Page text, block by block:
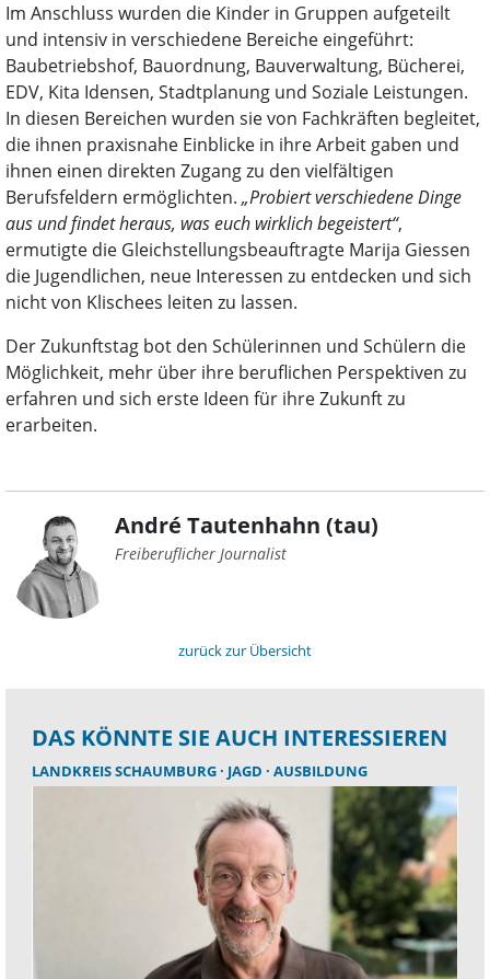
Im Anschluss wurden die Kinder in Gruppen aufgeteilt
und intensiv in verschiedene Bereiche eingeführt:
Baubetriebshof, Bauordnung, Bauverwaltung, Bücherei,
EDV, Kita Idensen, Stadtplanung und Soziale Leistungen.
In diesen Bereichen wurden sie von Fachkräften begleitet,
die ihnen praxisnahe Einblicke in ihre Arbeit gaben und
ihnen einen direkten Zugang zu den vielfältigen
Berufsfeldern ermöglichten. „Probiert verschiedene Dinge
aus und findet heraus, was euch wirklich begeistert“,
ermutigte die Gleichstellungsbeauftragte Marija Giessen
die Jugendlichen, neue Interessen zu entdecken und sich
nicht von Klischees leiten zu lassen.
Der Zukunftstag bot den Schülerinnen und Schülern die
Möglichkeit, mehr über ihre beruflichen Perspektiven zu
erfahren und sich erste Ideen für ihre Zukunft zu
erarbeiten.
André Tautenhahn (tau)
Freiberuflicher Journalist
zurück zur Übersicht
DAS KÖNNTE SIE AUCH INTERESSIEREN
LANDKREIS SCHAUMBURG JAGD AUSBILDUNG